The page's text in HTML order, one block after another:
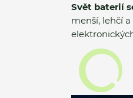
Svět baterií
menší, lehčí